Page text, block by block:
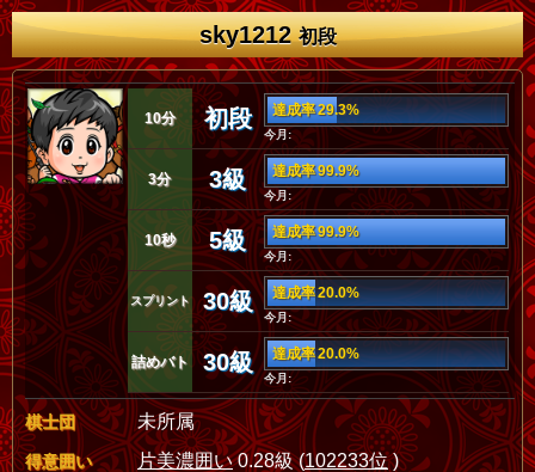
sky1212初段
10分 初段 達成率 29.3%
今月:
3分 3級 達成率 99.9%
今月:
10秒 5級 達成率 99.9%
今月:
スプリント 30級 達成率 20.0%
今月:
詰めバト 30級 達成率 20.0%
今月:
棋士団 未所属
得意囲い 片美濃囲い0.28級 (102233位)